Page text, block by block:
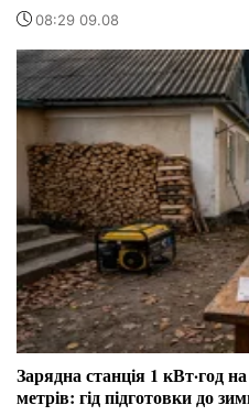
08:29 09.08
Зарядна станція 1 кВт·год
метрів: гід підготовки до